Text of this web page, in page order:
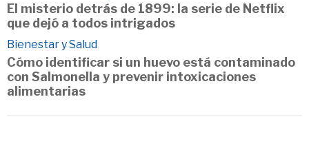
El misterio detrás de 1899: la serie de Netflix
que dejó a todos intrigados
Bienestar y Salud
Cómo identificar si un huevo está contaminado
con Salmonella y prevenir intoxicaciones
alimentarias